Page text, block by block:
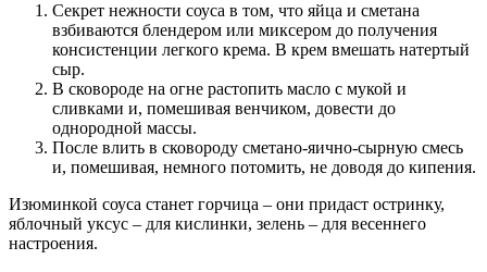
Секрет нежности соуса в том, что яйца и сметана
взбиваются блендером или миксером до получения
консистенции легкого крема. В крем вмешать натертый
сыр.
В сковороде на огне растопить масло с мукой и
сливками и, помешивая венчиком, довести до
однородной массы.
После влить в сковороду сметано-яично-сырную смесь
и, помешивая, немного потомить, не доводя до кипения.
Изюминкой соуса станет горчица – они придаст остринку,
яблочный уксус – для кислинки, зелень – для весеннего
настроения.